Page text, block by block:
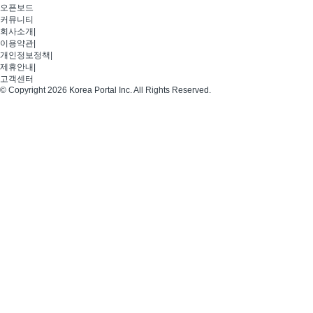
오픈보드
커뮤니티
회사소개
이용약관
개인정보정책
제휴안내
고객센터
© Copyright 2026 Korea Portal Inc. All Rights Reserved.